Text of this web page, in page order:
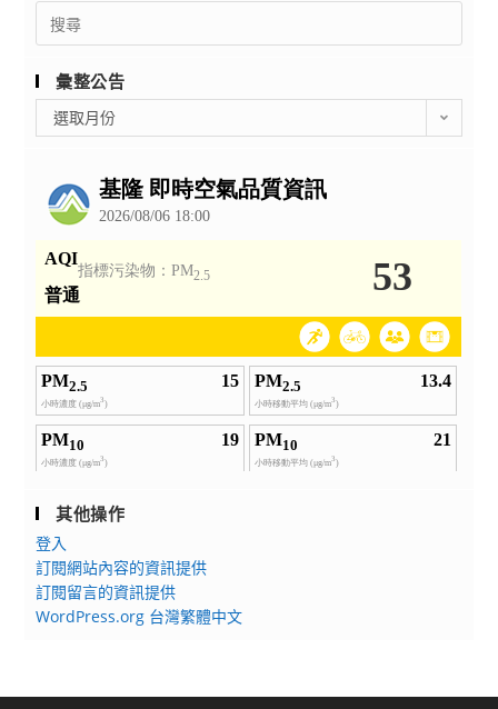
Search
for:
彙整公告
整
選取月份
其他操作
登入
訂閱網站內容的資訊提供
訂閱留言的資訊提供
WordPress.org 台灣繁體中文